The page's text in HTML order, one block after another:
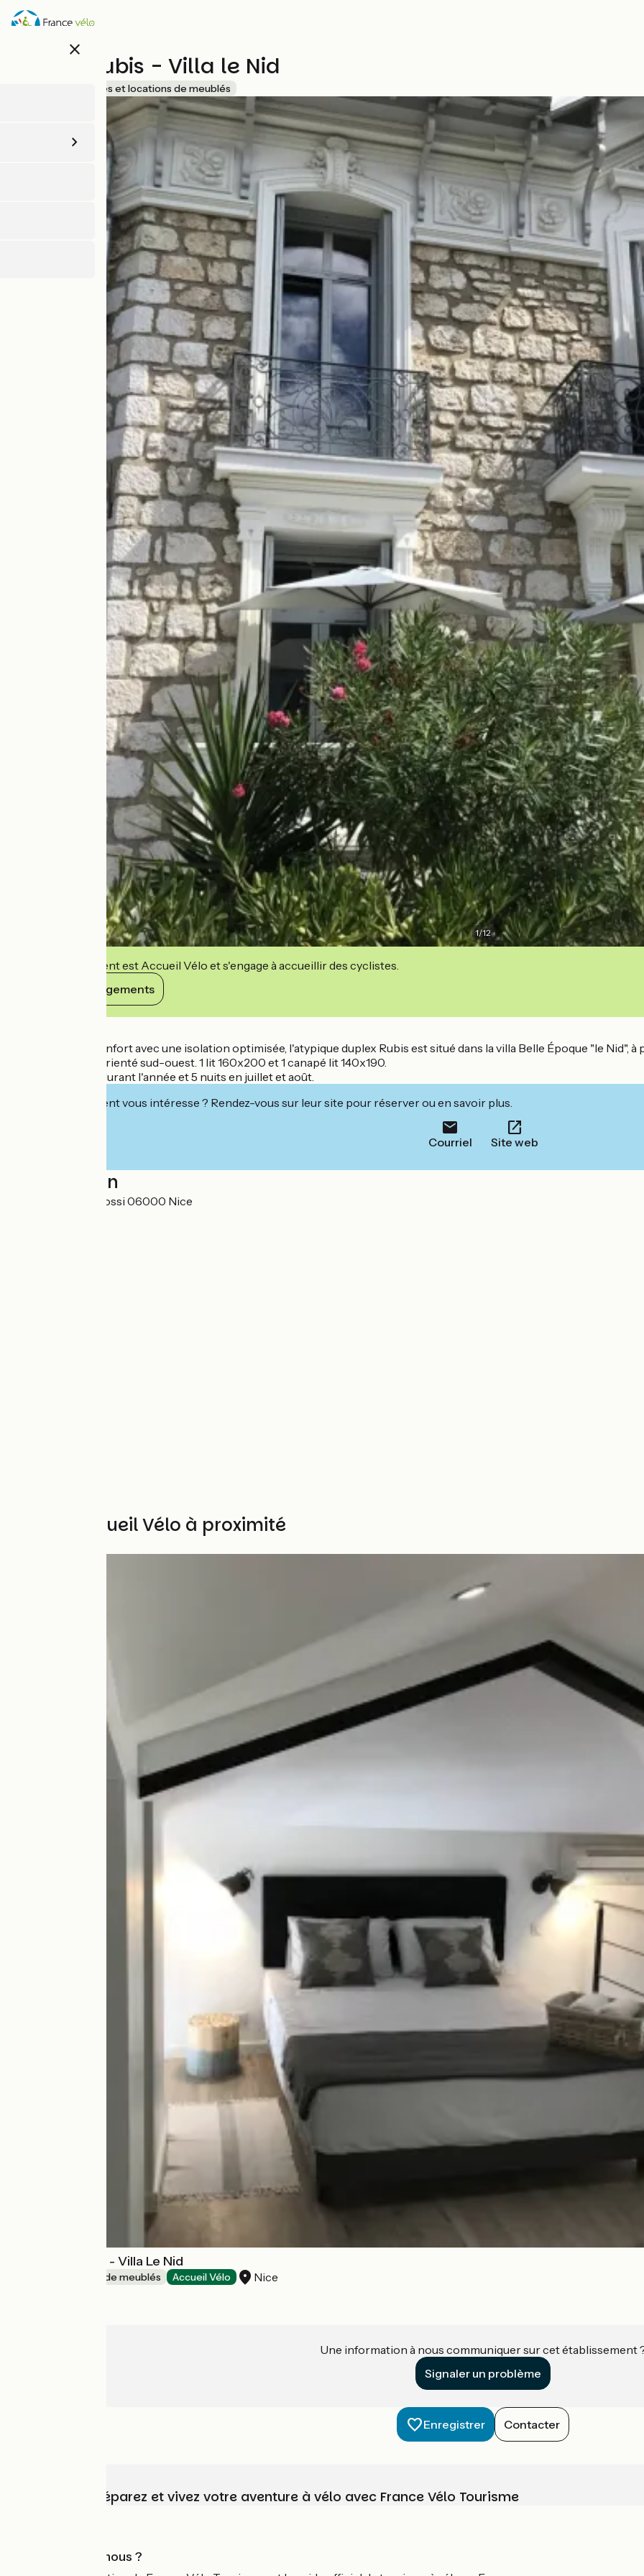
Aller
au
close
Duplex Rubis - Villa le Nid
Gîtes et locations de meublés
1/12
Cet établissement est Accueil Vélo et s'engage à accueillir des cyclistes.
Voir ses engagements
Lumineux, tout confort avec une isolation optimisée, l'atypique duplex Rubis est situé dans la villa Belle Époque "le Nid",
agréable balcon orienté sud-ouest. 1 lit 160x200 et 1 canapé lit 140x190.
Minimum 5 nuits durant l'année et 5 nuits en juillet et août.
Cet établissement vous intéresse ? Rendez-vous sur leur site pour réserver ou en savoir plus.
Courriel Site web
Localisation
4 avenue Caravadossi 06000 Nice
Autres Accueil Vélo à proximité
Duplex Diamant - Villa Le Nid
Gîtes et locations de meublés Accueil Vélo Nice
Une information à nous communiquer sur cet établissement
Signaler un problème
Enregistrer Contacter
Choisissez, préparez et vivez votre aventure à vélo avec France Vélo Tourisme
Qui sommes-nous ?